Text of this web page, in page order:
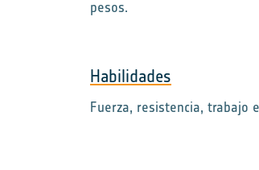
pesos.
Habilidades
Fuerza, resistencia, trabajo